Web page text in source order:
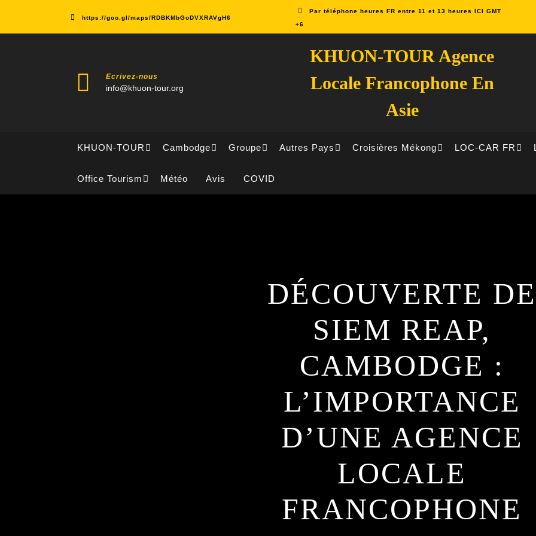
content
https://goo.gl/maps/RDBKMbGoDVXRAVgH6
Par téléphone heures FR entre 11 et 13 heures ICI GMT
+6
Ecrivez-nous
info@khuon-tour.org
KHUON-TOUR Agence
Locale Francophone En
Asie
KHUON-TOUR Cambodge Groupe Autres Pays Croisières Mékong LOC-CAR FR
Office Tourism Météo Avis COVID
DÉCOUVERTE DE
SIEM REAP,
CAMBODGE :
L’IMPORTANCE
D’UNE AGENCE
LOCALE
FRANCOPHONE